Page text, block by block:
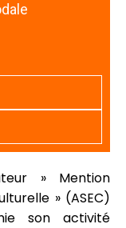
» Mention
» (ASEC)
son activité